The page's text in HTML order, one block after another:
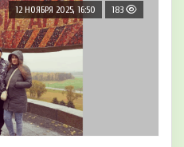
12 НОЯБРЯ 2025, 16:50 183